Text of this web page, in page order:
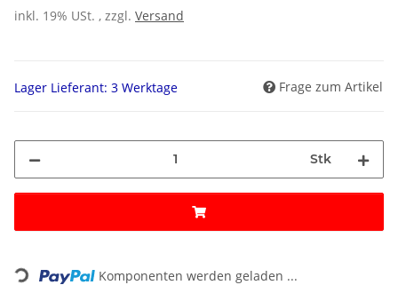
inkl. 19% USt. , zzgl. Versand
Lager Lieferant: 3 Werktage Frage zum Artikel
Stk
Loading... Komponenten werden geladen ...